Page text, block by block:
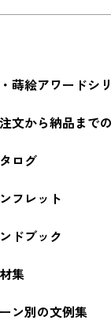
蒔絵アワードシ
文から納品まで
ログ
フレット
ドブック
集
ン別の文例集